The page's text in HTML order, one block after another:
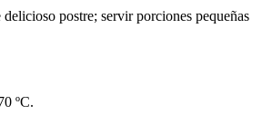
delicioso postre; servir porciones pequeñas
ºC.